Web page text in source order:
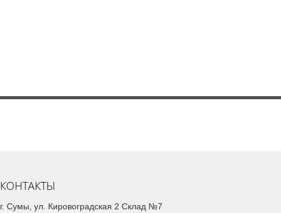
КОНТАКТЫ
г. Сумы, ул. Кировоградская 2 Склад №7